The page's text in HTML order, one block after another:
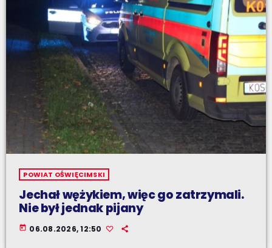
POWIAT OŚWIĘCIMSKI
Jechał wężykiem, więc go zatrzymali.
Nie był jednak pijany
today 06.08.2026, 12:50